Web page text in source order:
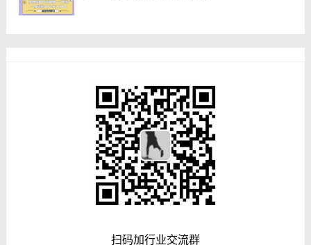
扫码加行业交流群